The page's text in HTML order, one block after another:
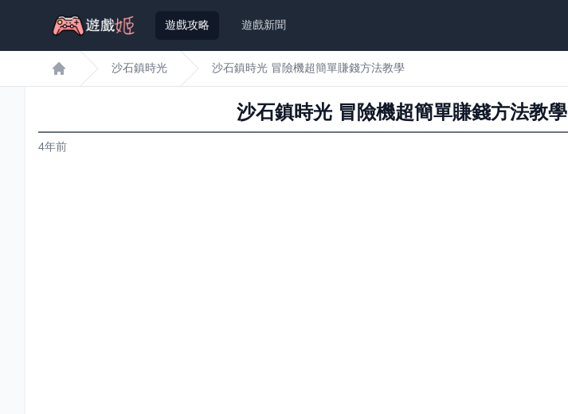
遊戲攻略 遊戲新聞
遊戲姬首頁
沙石鎮時光 沙石鎮時光 冒險機超簡單賺錢方法教學
沙石鎮時光 冒險機超簡單賺錢方法教學
4年前